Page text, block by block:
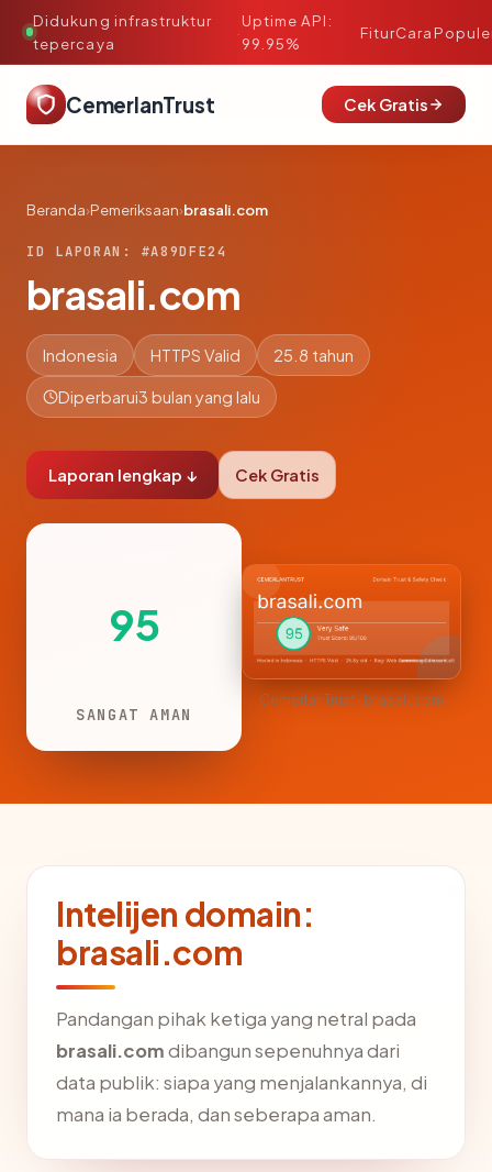
Didukung infrastruktur
tepercaya
·
Uptime API:
99.95%
FiturCara
CemerlanTrust Cek Gratis
Beranda›Pemeriksaan›brasali.com
ID LAPORAN: #A89DFE24
brasali.com
Indonesia HTTPS Valid 25.8 tahun
Diperbarui3 bulan yang lalu
Laporan lengkap ↓ Cek Gratis
95
SANGAT AMAN
CemerlanTrust · brasali.com
Intelijen domain:
brasali.com
Pandangan pihak ketiga yang netral pada
brasali.comdibangun sepenuhnya dari
data publik: siapa yang menjalankannya, di
mana ia berada, dan seberapa aman.